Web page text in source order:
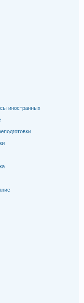
иностранных